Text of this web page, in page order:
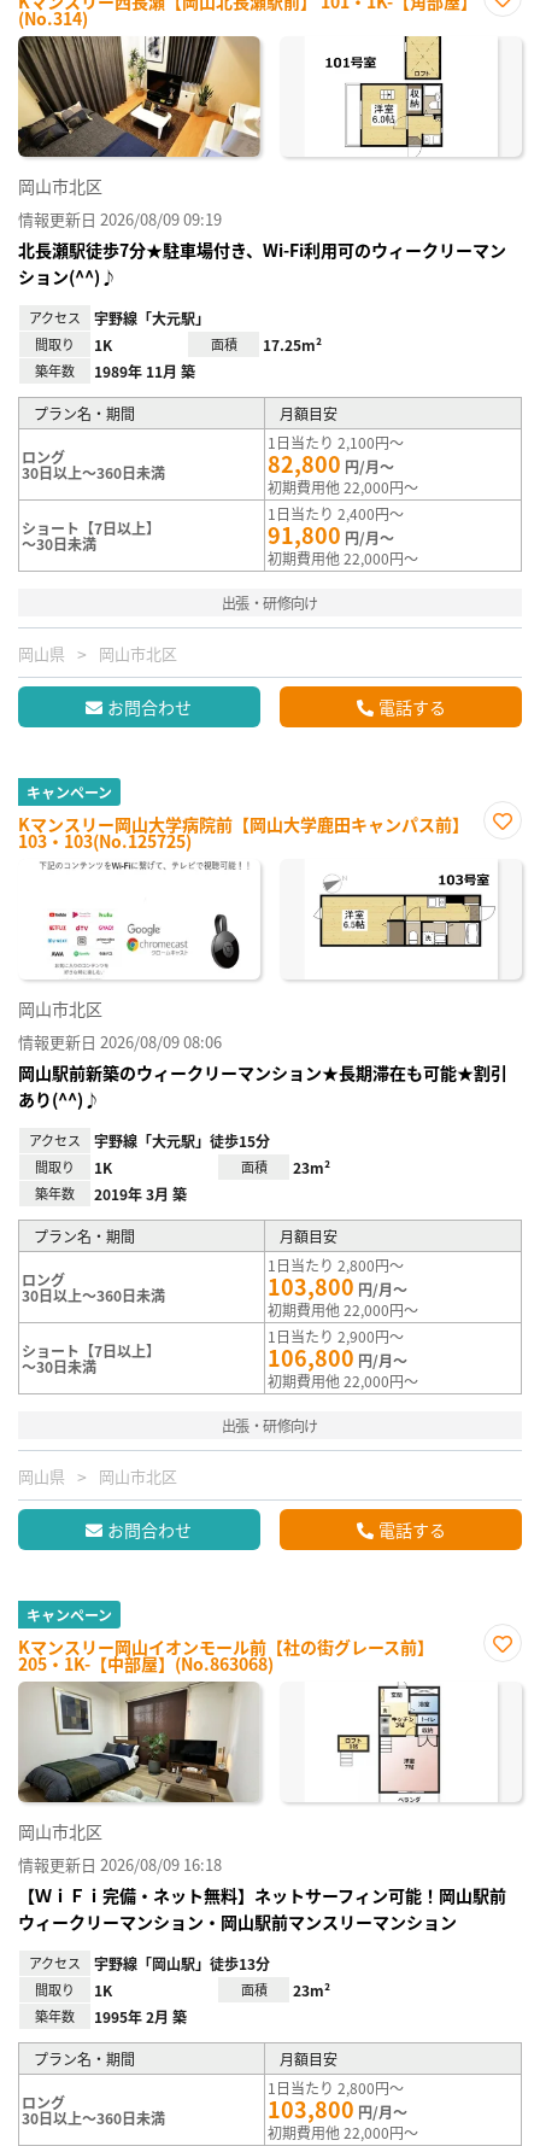
(No.314)
に入
岡山市北区
情報更新日 2026/08/09 09:19
北長瀬駅徒歩7分★駐車場付き、Wi-Fi利用可のウィークリーマン
ション(^^)♪
アクセス 宇野線「大元駅」
間取り 1K 面積 17.25m²
築年数 1989年 11月 築
プラン名・期間 月額目安
ロング
30日以上～360日未満
1日当たり 2,100円～
82,800 円/月～
初期費用他 22,000円～
ショート【7日以上】
～30日未満
1日当たり 2,400円～
91,800 円/月～
初期費用他 22,000円～
出張・研修向け
岡山県 岡山市北区
お問合わせ 電話する
キャンペーン
Kマンスリー岡山大学病院前【岡山大学鹿田キャンパス前】
103・103(No.125725)
に入
り登
岡山市北区
情報更新日 2026/08/09 08:06
岡山駅前新築のウィークリーマンション★長期滞在も可能★割引
あり(^^)♪
アクセス 宇野線「大元駅」徒歩15分
間取り 1K 面積 23m²
築年数 2019年 3月 築
プラン名・期間 月額目安
ロング
30日以上～360日未満
1日当たり 2,800円～
103,800 円/月～
初期費用他 22,000円～
ショート【7日以上】
～30日未満
1日当たり 2,900円～
106,800 円/月～
初期費用他 22,000円～
出張・研修向け
岡山県 岡山市北区
お問合わせ 電話する
キャンペーン
Kマンスリー岡山イオンモール前【社の街グレース前】
205・1K-【中部屋】(No.863068)
に入
岡山市北区
情報更新日 2026/08/09 16:18
【ＷｉＦｉ完備・ネット無料】ネットサーフィン可能！岡山駅前
ウィークリーマンション・岡山駅前マンスリーマンション
アクセス 宇野線「岡山駅」徒歩13分
間取り 1K 面積 23m²
築年数 1995年 2月 築
プラン名・期間 月額目安
ロング
30日以上～360日未満
1日当たり 2,800円～
103,800 円/月～
初期費用他 22,000円～